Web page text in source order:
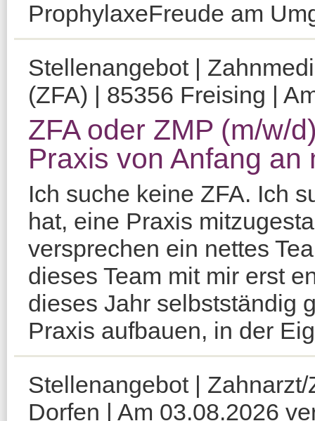
ProphylaxeFreude am
Stellenangebot |
(ZFA) | 85356 Freising |
ZFA oder ZMP (m/w/
Praxis von Anfang an
Ich suche keine ZFA. Ich
hat, eine Praxis
versprechen ein nettes
dieses Team mit mir erst
dieses Jahr selbstständig
Praxis aufbauen, in der
Stellenangebot |
Dorfen | Am 03.08.2026